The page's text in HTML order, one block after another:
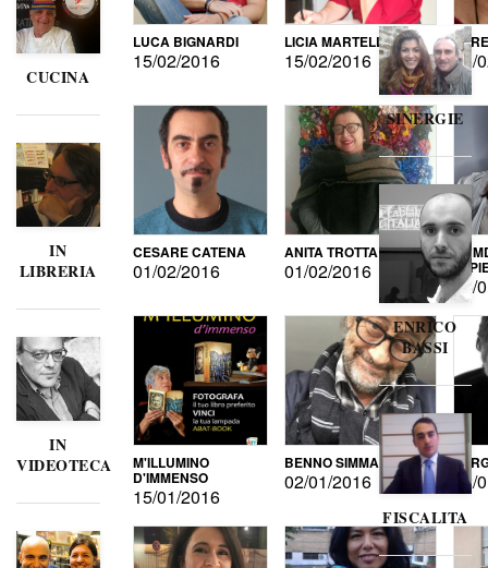
CUCINA
IN
LIBRERIA
IN
VIDEOTECA
LUCA BIGNARDI
15/02/2016
LICIA MARTELLI
15/02/2016 15/
CESARE CATENA
01/02/2016
ANITA TROTTA
01/02/2016 DI
15/
M'ILLUMINO
D'IMMENSO
15/01/2016
BENNO SIMMA
02/01/2016
SINERGIE
ENRICO
BASSI
FISCALITA